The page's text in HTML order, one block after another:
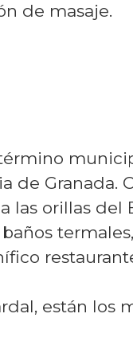
de masaje.
de Granada.
las orillas del
están los